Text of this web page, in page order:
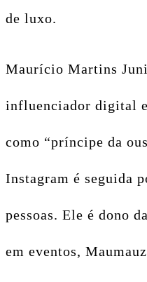
de luxo.
Maurício Martins
influenciador digital
como “príncipe da
Instagram é seguida
pessoas. Ele é dono
em eventos,